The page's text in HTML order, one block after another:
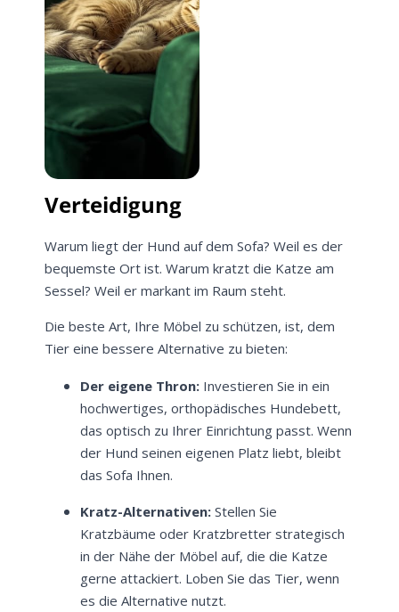
Verteidigung
Warum liegt der Hund auf dem Sofa? Weil es der
bequemste Ort ist. Warum kratzt die Katze am
Sessel? Weil er markant im Raum steht.
Die beste Art, Ihre Möbel zu schützen, ist, dem
Tier eine bessere Alternative zu bieten:
Der eigene Thron: Investieren Sie in ein
hochwertiges, orthopädisches Hundebett,
das optisch zu Ihrer Einrichtung passt. Wenn
der Hund seinen eigenen Platz liebt, bleibt
das Sofa Ihnen.
Kratz-Alternativen: Stellen Sie
Kratzbäume oder Kratzbretter strategisch
in der Nähe der Möbel auf, die die Katze
gerne attackiert. Loben Sie das Tier, wenn
es die Alternative nutzt.